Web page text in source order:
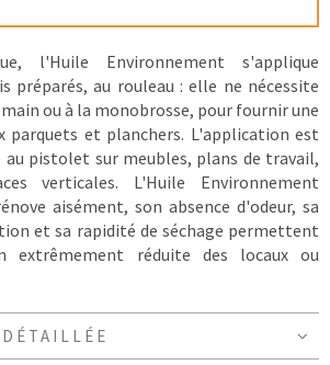
l'Huile Environnement s'applique
préparés, au rouleau : elle ne nécessite
ou à la monobrosse, pour fournir une
et planchers. L'application est
pistolet sur meubles, plans de travail,
verticales. L'Huile Environnement
aisément, son absence d'odeur, sa
et sa rapidité de séchage permettent
extrêmement réduite des locaux ou